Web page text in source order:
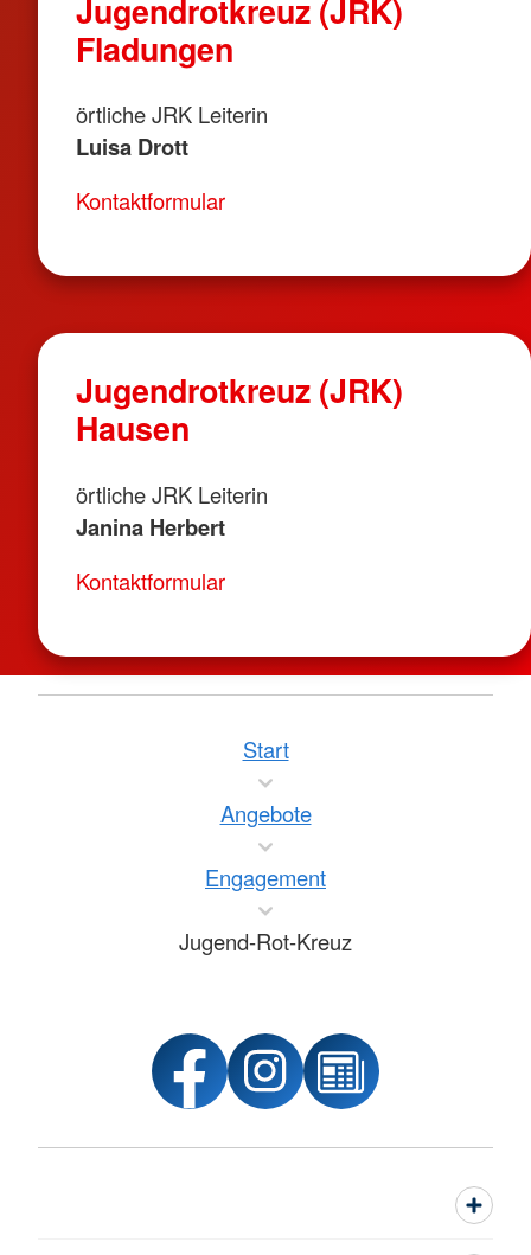
Jugendrotkreuz (JRK)
Fladungen
örtliche JRK Leiterin
Luisa Drott
Kontaktformular
Jugendrotkreuz (JRK)
Hausen
örtliche JRK Leiterin
Janina Herbert
Kontaktformular
Start
Angebote
Engagement
Jugend-Rot-Kreuz